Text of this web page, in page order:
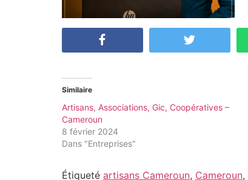
Similaire
Artisans, Associations, Gic, Coopératives –
Cameroun
8 février 2024
Dans "Entreprises"
Étiqueté artisans Cameroun, Cameroun,